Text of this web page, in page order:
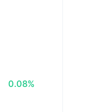
0.08%